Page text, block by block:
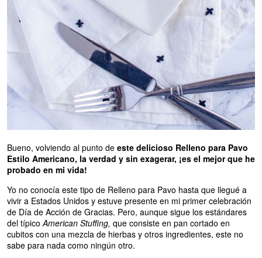
Bueno, volviendo al punto de este delicioso Relleno para Pavo
Estilo Americano, la verdad y sin exagerar, ¡es el mejor que he
probado en mi vida!
Yo no conocía este tipo de Relleno para Pavo hasta que llegué a
vivir a Estados Unidos y estuve presente en mi primer celebración
de Día de Acción de Gracias. Pero, aunque sigue los estándares
del típico American Stuffing, que consiste en pan cortado en
cubitos con una mezcla de hierbas y otros ingredientes, este no
sabe para nada como ningún otro.